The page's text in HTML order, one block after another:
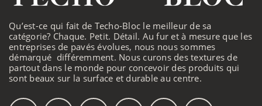
Qu’est-ce qui fait de Techo-Bloc le meilleur de sa
catégorie? Chaque. Petit. Détail. Au fur et à mesure que les
entreprises de pavés évolues, nous nous sommes
démarqué différemment. Nous curons des textures de
partout dans le monde pour concevoir des produits qui
sont beaux sur la surface et durable au centre.